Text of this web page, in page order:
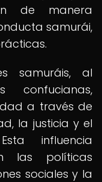
de manera
samurái,
samuráis, al
confucianas,
a través de
la justicia y el
influencia
las políticas
sociales y la